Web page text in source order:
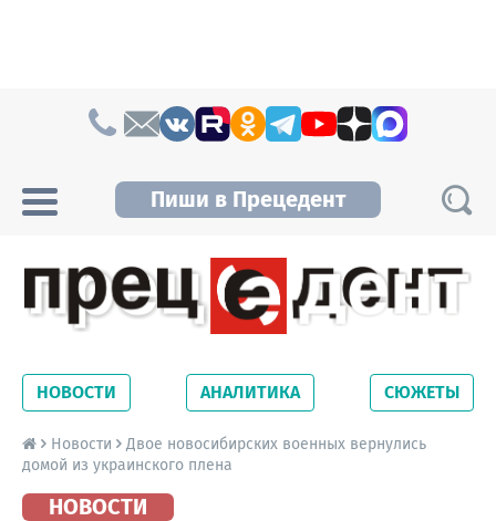
Пиши в Прецедент
Новосибирской области. Читайте свежие
новости на сайте сетевого издания
Precedent.
НОВОСТИ АНАЛИТИКА СЮЖЕТЫ
Новости
Двое новосибирских военных вернулись
домой из украинского плена
НОВОСТИ